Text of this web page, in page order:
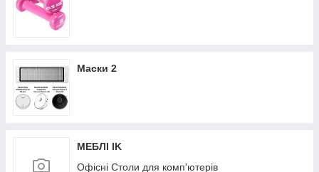
Маски 2
МЕБЛІ IK
Офісні Столи для комп'ютерів